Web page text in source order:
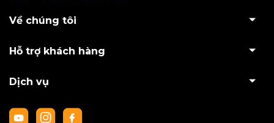
Về chúng tôi
Hỗ trợ khách hàng
Dịch vụ